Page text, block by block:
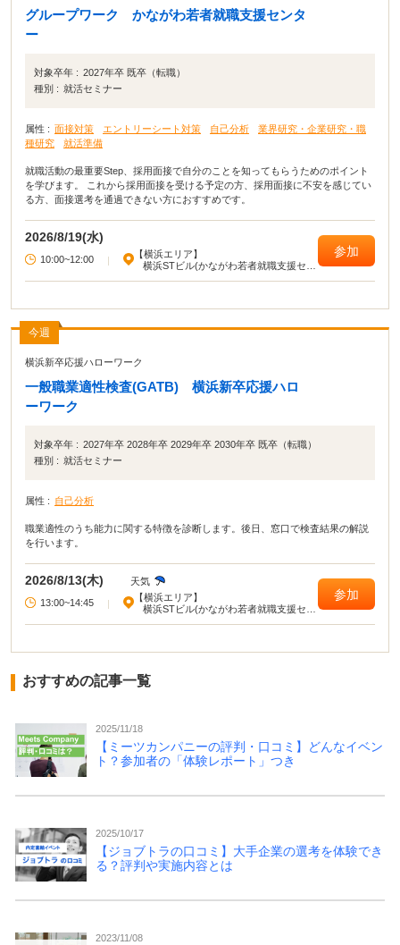
グループワーク かながわ若者就職支援センタ
ー
対象卒年 : 2027年卒 既卒（転職）
種別 : 就活セミナー
属性 : 面接対策 エントリーシート対策 自己分析
業界研究・企業研究・職
種研究
就活準備
就職活動の最重要Step、採用面接で自分のことを知ってもらうためのポイント
を学びます。 これから採用面接を受ける予定の方、採用面接に不安を感じてい
る方、面接選考を通過できない方におすすめです。
2026/8/19(水)
10:00~12:00 |
【横浜エリア】
横浜STビル(かながわ若者就職支援セン
参加
今週
横浜新卒応援ハローワーク
一般職業適性検査(GATB) 横浜新卒応援ハロ
ーワーク
対象卒年 : 2027年卒 2028年卒 2029年卒 2030年卒 既卒（転職）
種別 : 就活セミナー
属性 : 自己分析
職業適性のうち能力に関する特徴を診断します。後日、窓口で検査結果の解説
を行います。
2026/8/13(木)
天気
13:00~14:45
|
【横浜エリア】
横浜STビル(かながわ若者就職支援セン
参加
おすすめの記事一覧
2025/11/18
【ミーツカンパニーの評判・口コミ】どんなイベン
ト？参加者の「体験レポート」つき
2025/10/17
【ジョブトラの口コミ】大手企業の選考を体験でき
る？評判や実施内容とは
2023/11/08